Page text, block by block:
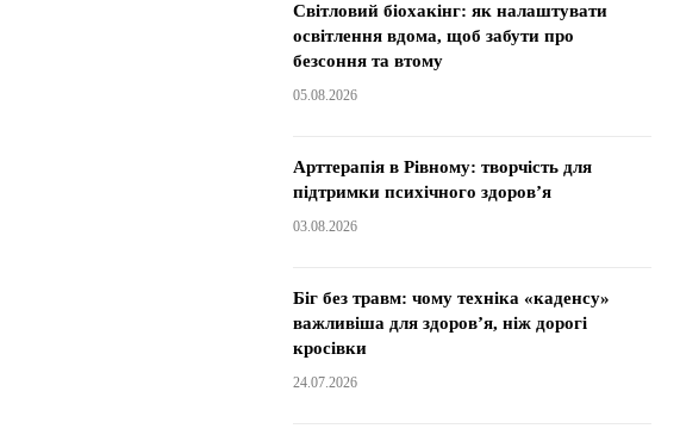
Світловий біохакінг: як налаштувати
освітлення вдома, щоб забути про
безсоння та втому
05.08.2026
Арттерапія в Рівному: творчість для
підтримки психічного здоров’я
03.08.2026
Біг без травм: чому техніка «каденсу»
важливіша для здоров’я, ніж дорогі
кросівки
24.07.2026